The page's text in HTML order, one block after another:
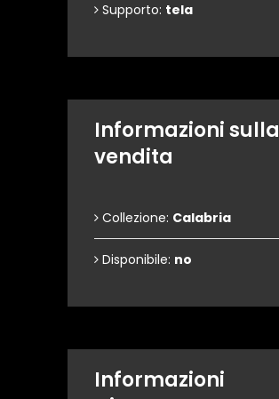
Supporto: tela
Informazioni sulla
vendita
Collezione: Calabria
Disponibile: no
Informazioni